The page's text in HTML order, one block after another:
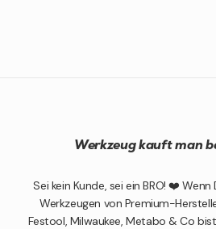
Werkzeug kauft man
Sei kein Kunde, sei ein BRO! ❤️
Werkzeugen von Premium-
Festool, Milwaukee, Metabo & Co